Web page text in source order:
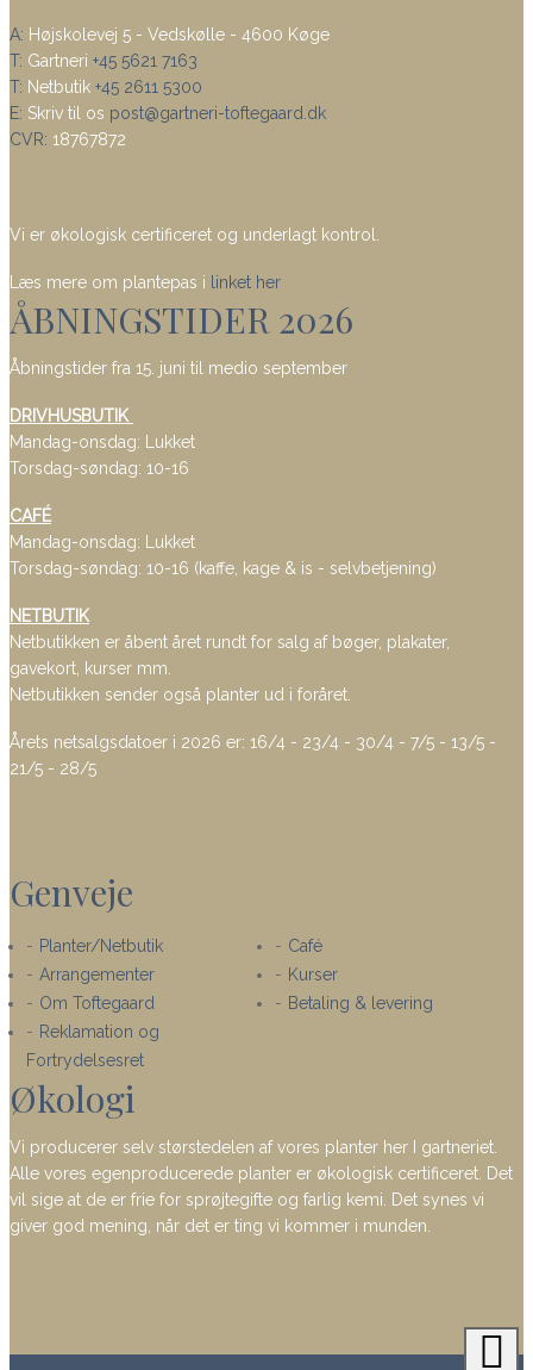
A: Højskolevej 5 - Vedskølle - 4600 Køge
T: Gartneri +45 5621 7163
T: Netbutik +45 2611 5300
E: Skriv til os post@gartneri-toftegaard.dk
CVR: 18767872
Vi er økologisk certificeret og underlagt kontrol.
Læs mere om plantepas i linket her
ÅBNINGSTIDER 2026
Åbningstider fra 15. juni til medio september
DRIVHUSBUTIK
Mandag-onsdag: Lukket
Torsdag-søndag: 10-16
CAFÉ
Mandag-onsdag: Lukket
Torsdag-søndag: 10-16 (kaffe, kage & is - selvbetjening)
NETBUTIK
Netbutikken er åbent året rundt for salg af bøger, plakater,
gavekort, kurser mm.
Netbutikken sender også planter ud i foråret.
Årets netsalgsdatoer i 2026 er: 16/4 - 23/4 - 30/4 - 7/5 - 13/5 -
21/5 - 28/5
Genveje
Planter/Netbutik
Café
Arrangementer
Kurser
Om Toftegaard
Betaling & levering
Reklamation og
Fortrydelsesret
Økologi
Vi producerer selv størstedelen af vores planter her I gartneriet.
Alle vores egenproducerede planter er økologisk certificeret. Det
vil sige at de er frie for sprøjtegifte og farlig kemi. Det synes vi
giver god mening, når det er ting vi kommer i munden.